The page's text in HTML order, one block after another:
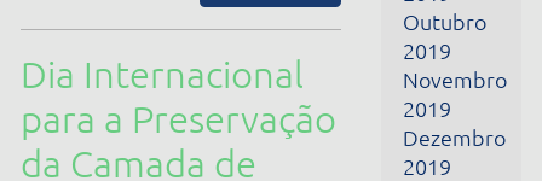
de conscientizar a população e
governos sobre a importância da
preservação da camada de
Ozônio para garantir o...
Fevereiro
2020
Março
2020
Abril
2020
Maio